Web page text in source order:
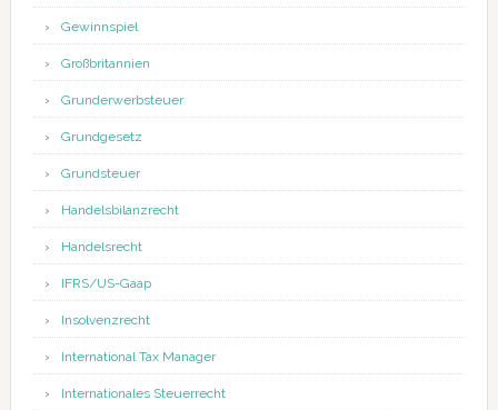
Gewinnspiel
Großbritannien
Grunderwerbsteuer
Grundgesetz
Grundsteuer
Handelsbilanzrecht
Handelsrecht
IFRS/US-Gaap
Insolvenzrecht
International Tax Manager
Internationales Steuerrecht